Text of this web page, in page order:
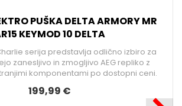
PUŠKA DELTA ARMORY MR
KEYMOD 10 DELTA
serija predstavlja odlično izbiro za
zanesljivo in zmogljivo AEG repliko z
komponentami po dostopni ceni.
199,99 €